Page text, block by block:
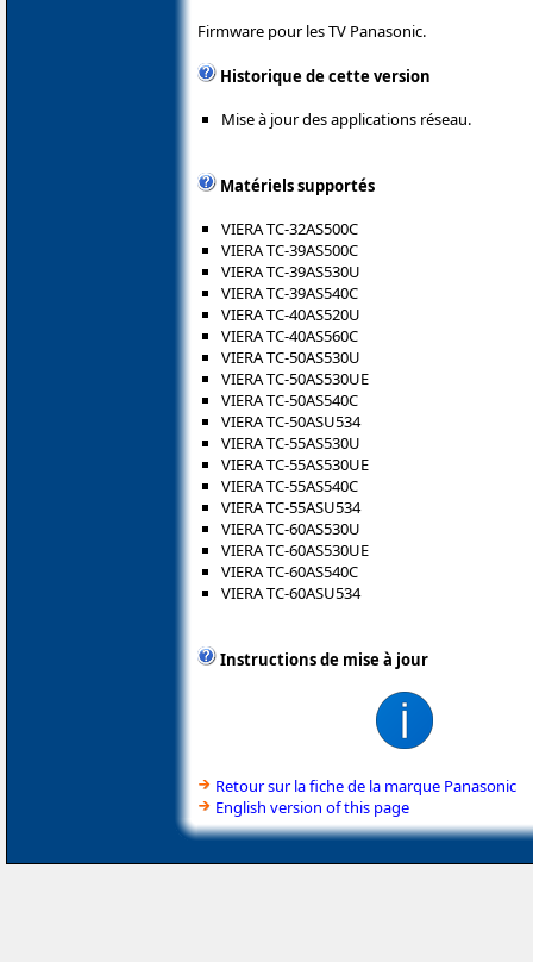
Firmware pour les TV Panasonic.
Historique de cette version
Mise à jour des applications réseau.
Matériels supportés
VIERA TC-32AS500C
VIERA TC-39AS500C
VIERA TC-39AS530U
VIERA TC-39AS540C
VIERA TC-40AS520U
VIERA TC-40AS560C
VIERA TC-50AS530U
VIERA TC-50AS530UE
VIERA TC-50AS540C
VIERA TC-50ASU534
VIERA TC-55AS530U
VIERA TC-55AS530UE
VIERA TC-55AS540C
VIERA TC-55ASU534
VIERA TC-60AS530U
VIERA TC-60AS530UE
VIERA TC-60AS540C
VIERA TC-60ASU534
Instructions de mise à jour
Retour sur la fiche de la marque Panasonic
English version of this page